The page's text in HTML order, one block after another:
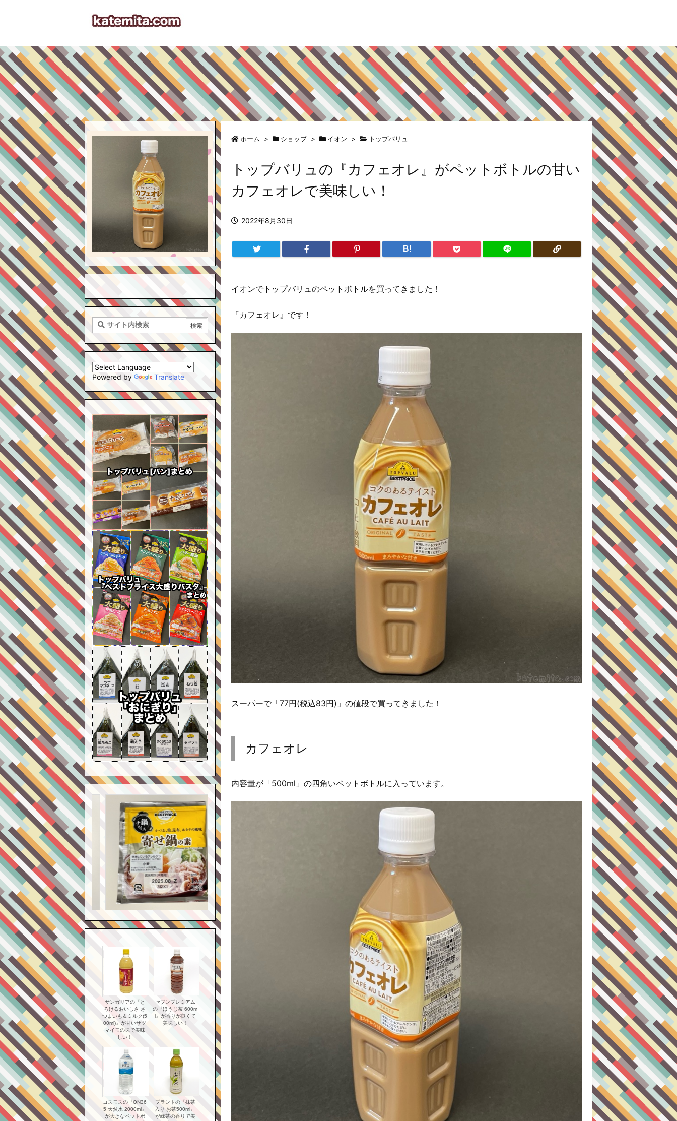
ホーム > ショップ > イオン > トップバリュ
トップバリュの『カフェオレ』がペットボトルの甘い
カフェオレで美味しい！
2022年8月30日
B!
イオンでトップバリュのペットボトルを買ってきました！
『カフェオレ』です！
スーパーで「77円(税込83円)」の値段で買ってきました！
カフェオレ
内容量が「500ml」の四角いペットボトルに入っています。
Powered by Translate
サンガリアの『と
ろけるおいしさ さ
つまいも＆ミルク(5
00ml)』が甘いサツ
マイモの味で美味
しい！
セブンプレミアム
の『ほうじ茶 600m
l』が香りが良くて
美味しい！
コスモスの『ON36
5 天然水 2000ml』
が大きなペットボ
プラントの『抹茶
入り お茶500ml』
が緑茶の香りで美